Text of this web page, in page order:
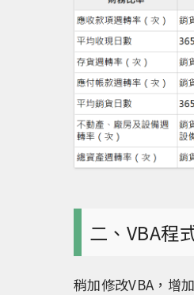
二、VBA程
稍加修改VBA，增